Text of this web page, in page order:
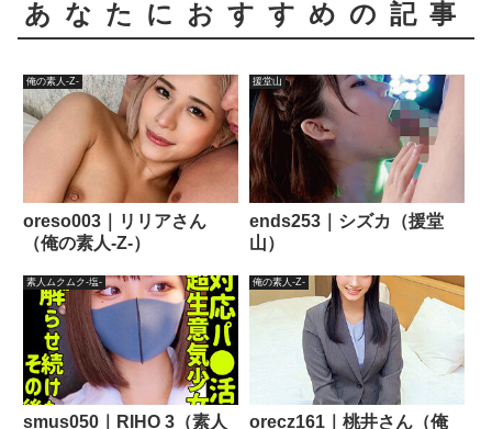
あなたにおすすめの記事
俺の素人-Z-
oreso003｜リリアさん
（俺の素人-Z-）
援堂山
ends253｜シズカ（援堂
山）
素人ムクムク-塩-
smus050｜RIHO 3（素人
俺の素人-Z-
orecz161｜桃井さん（俺